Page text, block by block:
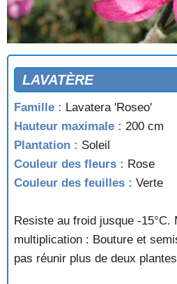
LAVATÈRE
Famille : Lavatera 'Roseo'
Hauteur maximale : 200 cm
Plantation : Soleil
Couleur des fleurs : Rose
Couleur des feuilles : Verte
Resiste au froid jusque -15°C.
multiplication : Bouture et
pas réunir plus de deux